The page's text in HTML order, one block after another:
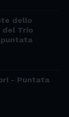
dello
del Trio
puntata
- Puntata